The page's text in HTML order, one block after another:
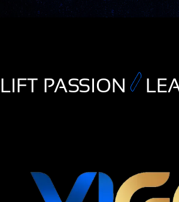
LIFT PASSION